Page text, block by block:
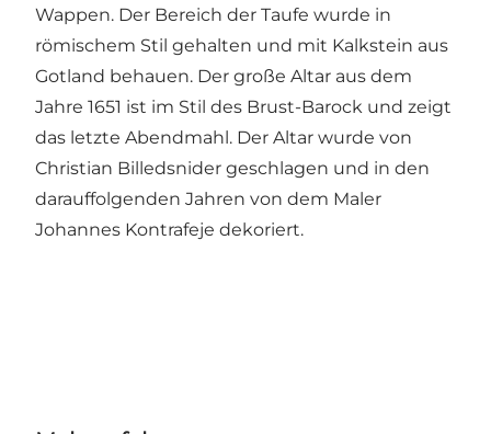
Wappen. Der Bereich der Taufe wurde in
römischem Stil gehalten und mit Kalkstein aus
Gotland behauen. Der große Altar aus dem
Jahre 1651 ist im Stil des Brust-Barock und zeigt
das letzte Abendmahl. Der Altar wurde von
Christian Billedsnider geschlagen und in den
darauffolgenden Jahren von dem Maler
Johannes Kontrafeje dekoriert.